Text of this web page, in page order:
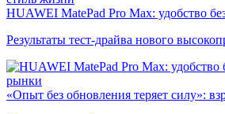
HUAWEI MatePad Pro Max: удобство
Результаты тест-драйва нового
рынки
«Опыт без обновления теряет силу»: